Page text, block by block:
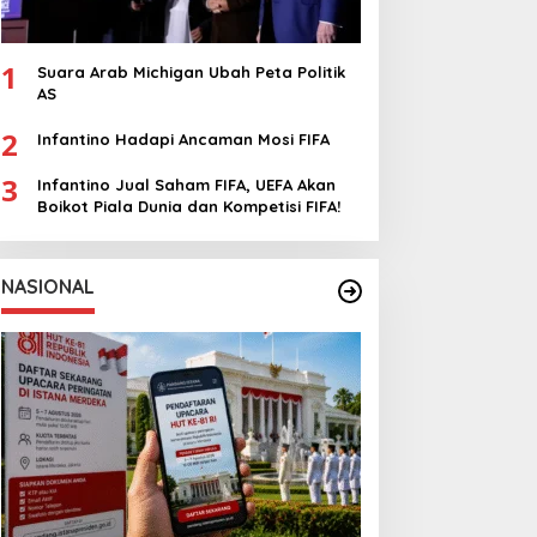
1
Suara Arab Michigan Ubah Peta Politik
AS
2 Infantino Hadapi Ancaman Mosi FIFA
3
Infantino Jual Saham FIFA, UEFA Akan
Boikot Piala Dunia dan Kompetisi FIFA!
NASIONAL